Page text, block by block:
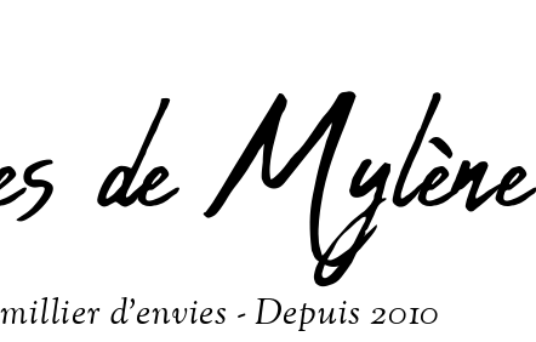
de Mylène
d'envies - Depuis 2010